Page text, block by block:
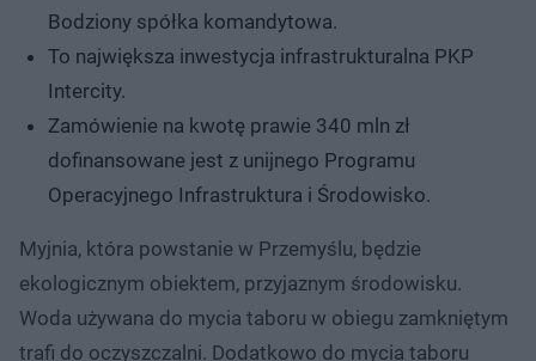
Bodziony spółka komandytowa.
To największa inwestycja infrastrukturalna PKP
Intercity.
Zamówienie na kwotę prawie 340 mln zł
dofinansowane jest z unijnego Programu
Operacyjnego Infrastruktura i Środowisko.
Myjnia, która powstanie w Przemyślu, będzie
ekologicznym obiektem, przyjaznym środowisku.
Woda używana do mycia taboru w obiegu zamkniętym
trafi do oczyszczalni. Dodatkowo do mycia taboru